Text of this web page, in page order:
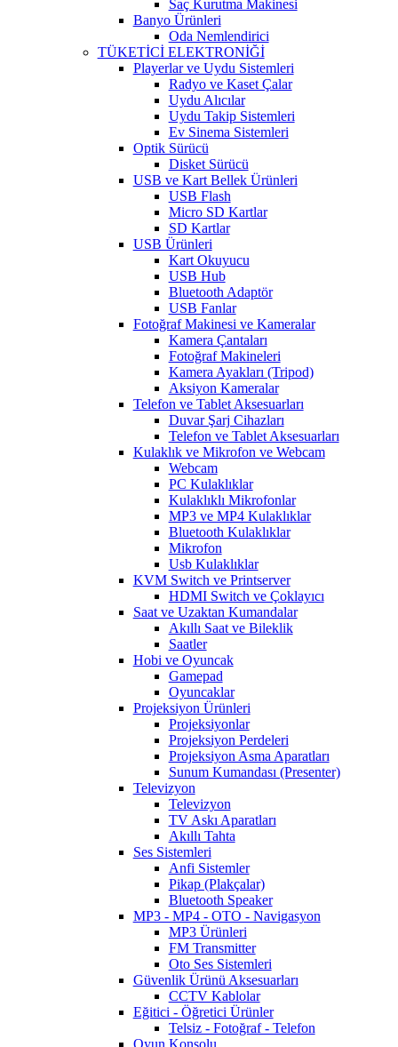
Saç Kurutma Makinesi
Banyo Ürünleri
Oda Nemlendirici
TÜKETİCİ ELEKTRONİĞİ
Playerlar ve Uydu Sistemleri
Radyo ve Kaset Çalar
Uydu Alıcılar
Uydu Takip Sistemleri
Ev Sinema Sistemleri
Optik Sürücü
Disket Sürücü
USB ve Kart Bellek Ürünleri
USB Flash
Micro SD Kartlar
SD Kartlar
USB Ürünleri
Kart Okuyucu
USB Hub
Bluetooth Adaptör
USB Fanlar
Fotoğraf Makinesi ve Kameralar
Kamera Çantaları
Fotoğraf Makineleri
Kamera Ayakları (Tripod)
Aksiyon Kameralar
Telefon ve Tablet Aksesuarları
Duvar Şarj Cihazları
Telefon ve Tablet Aksesuarları
Kulaklık ve Mikrofon ve Webcam
Webcam
PC Kulaklıklar
Kulaklıklı Mikrofonlar
MP3 ve MP4 Kulaklıklar
Bluetooth Kulaklıklar
Mikrofon
Usb Kulaklıklar
KVM Switch ve Printserver
HDMI Switch ve Çoklayıcı
Saat ve Uzaktan Kumandalar
Akıllı Saat ve Bileklik
Saatler
Hobi ve Oyuncak
Gamepad
Oyuncaklar
Projeksiyon Ürünleri
Projeksiyonlar
Projeksiyon Perdeleri
Projeksiyon Asma Aparatları
Sunum Kumandası (Presenter)
Televizyon
Televizyon
TV Askı Aparatları
Akıllı Tahta
Ses Sistemleri
Anfi Sistemler
Pikap (Plakçalar)
Bluetooth Speaker
MP3 - MP4 - OTO - Navigasyon
MP3 Ürünleri
FM Transmitter
Oto Ses Sistemleri
Güvenlik Ürünü Aksesuarları
CCTV Kablolar
Eğitici - Öğretici Ürünler
Telsiz - Fotoğraf - Telefon
Oyun Konsolu